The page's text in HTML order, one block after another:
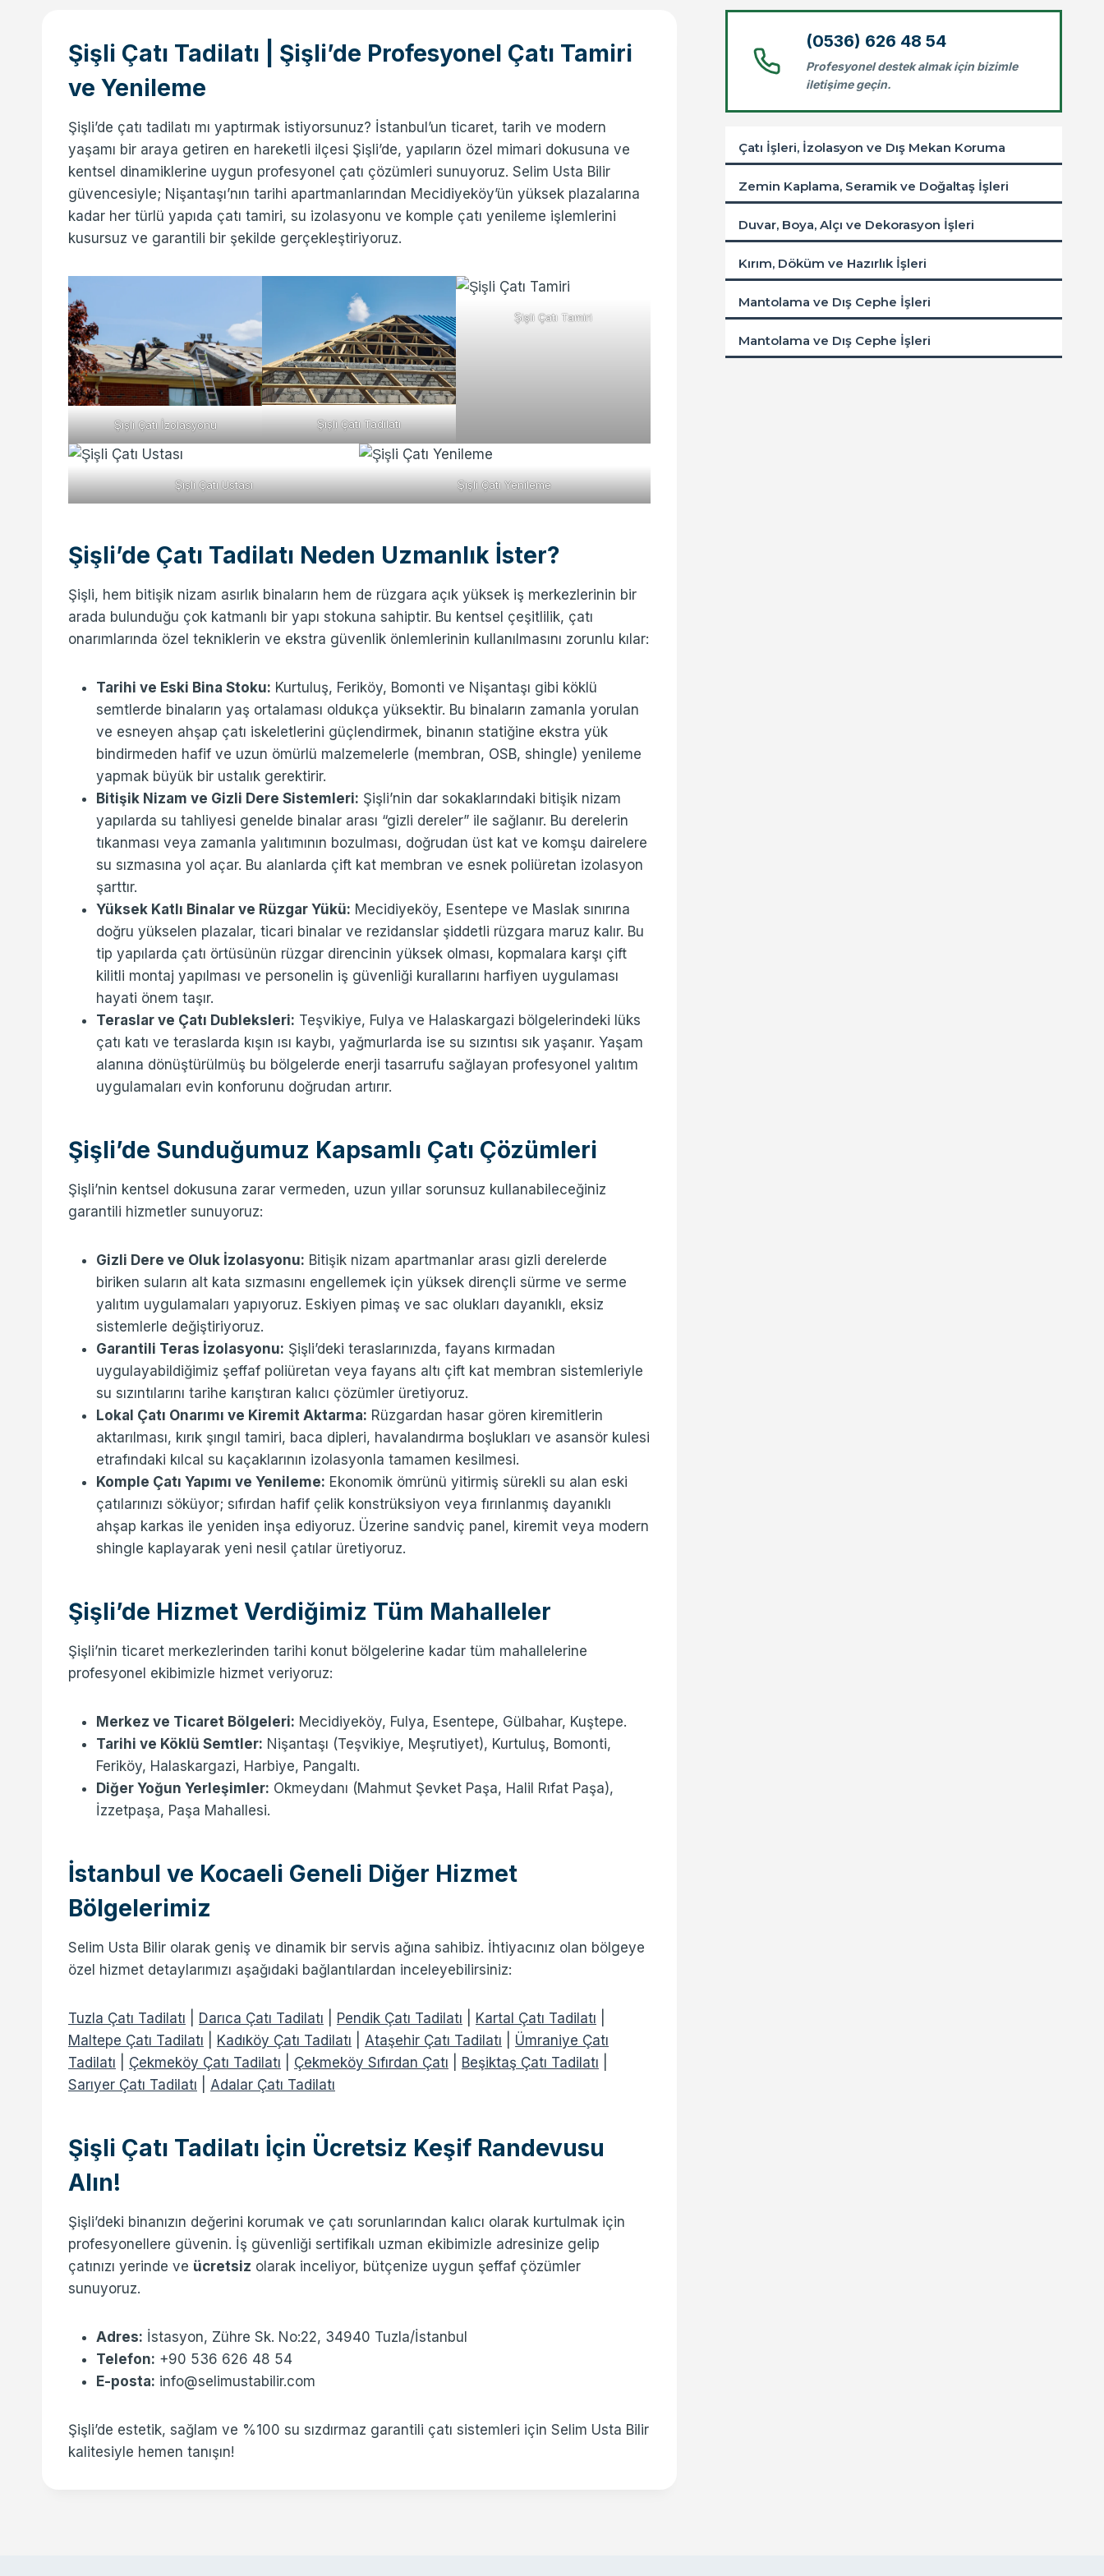
Şişli Çatı Tadilatı | Şişli’de Profesyonel Çatı Tamiri
ve Yenileme
Şişli’de çatı tadilatı mı yaptırmak istiyorsunuz? İstanbul’un ticaret, tarih ve modern
yaşamı bir araya getiren en hareketli ilçesi Şişli’de, yapıların özel mimari dokusuna ve
kentsel dinamiklerine uygun profesyonel çatı çözümleri sunuyoruz. Selim Usta Bilir
güvencesiyle; Nişantaşı’nın tarihi apartmanlarından Mecidiyeköy’ün yüksek plazalarına
kadar her türlü yapıda çatı tamiri, su izolasyonu ve komple çatı yenileme işlemlerini
kusursuz ve garantili bir şekilde gerçekleştiriyoruz.
Şişli Çatı İzolasyonu Şişli Çatı Tadilatı
Şişli Çatı Tamiri
Şişli Çatı Ustası Şişli Çatı Yenileme
Şişli’de Çatı Tadilatı Neden Uzmanlık İster?
Şişli, hem bitişik nizam asırlık binaların hem de rüzgara açık yüksek iş merkezlerinin bir
arada bulunduğu çok katmanlı bir yapı stokuna sahiptir. Bu kentsel çeşitlilik, çatı
onarımlarında özel tekniklerin ve ekstra güvenlik önlemlerinin kullanılmasını zorunlu kılar:
Tarihi ve Eski Bina Stoku: Kurtuluş, Feriköy, Bomonti ve Nişantaşı gibi köklü
semtlerde binaların yaş ortalaması oldukça yüksektir. Bu binaların zamanla yorulan
ve esneyen ahşap çatı iskeletlerini güçlendirmek, binanın statiğine ekstra yük
bindirmeden hafif ve uzun ömürlü malzemelerle (membran, OSB, shingle) yenileme
yapmak büyük bir ustalık gerektirir.
Bitişik Nizam ve Gizli Dere Sistemleri: Şişli’nin dar sokaklarındaki bitişik nizam
yapılarda su tahliyesi genelde binalar arası “gizli dereler” ile sağlanır. Bu derelerin
tıkanması veya zamanla yalıtımının bozulması, doğrudan üst kat ve komşu dairelere
su sızmasına yol açar. Bu alanlarda çift kat membran ve esnek poliüretan izolasyon
şarttır.
Yüksek Katlı Binalar ve Rüzgar Yükü: Mecidiyeköy, Esentepe ve Maslak sınırına
doğru yükselen plazalar, ticari binalar ve rezidanslar şiddetli rüzgara maruz kalır. Bu
tip yapılarda çatı örtüsünün rüzgar direncinin yüksek olması, kopmalara karşı çift
kilitli montaj yapılması ve personelin iş güvenliği kurallarını harfiyen uygulaması
hayati önem taşır.
Teraslar ve Çatı Dubleksleri: Teşvikiye, Fulya ve Halaskargazi bölgelerindeki lüks
çatı katı ve teraslarda kışın ısı kaybı, yağmurlarda ise su sızıntısı sık yaşanır. Yaşam
alanına dönüştürülmüş bu bölgelerde enerji tasarrufu sağlayan profesyonel yalıtım
uygulamaları evin konforunu doğrudan artırır.
Şişli’de Sunduğumuz Kapsamlı Çatı Çözümleri
Şişli’nin kentsel dokusuna zarar vermeden, uzun yıllar sorunsuz kullanabileceğiniz
garantili hizmetler sunuyoruz:
Gizli Dere ve Oluk İzolasyonu: Bitişik nizam apartmanlar arası gizli derelerde
biriken suların alt kata sızmasını engellemek için yüksek dirençli sürme ve serme
yalıtım uygulamaları yapıyoruz. Eskiyen pimaş ve sac olukları dayanıklı, eksiz
sistemlerle değiştiriyoruz.
Garantili Teras İzolasyonu: Şişli’deki teraslarınızda, fayans kırmadan
uygulayabildiğimiz şeffaf poliüretan veya fayans altı çift kat membran sistemleriyle
su sızıntılarını tarihe karıştıran kalıcı çözümler üretiyoruz.
Lokal Çatı Onarımı ve Kiremit Aktarma: Rüzgardan hasar gören kiremitlerin
aktarılması, kırık şıngıl tamiri, baca dipleri, havalandırma boşlukları ve asansör kulesi
etrafındaki kılcal su kaçaklarının izolasyonla tamamen kesilmesi.
Komple Çatı Yapımı ve Yenileme: Ekonomik ömrünü yitirmiş sürekli su alan eski
çatılarınızı söküyor; sıfırdan hafif çelik konstrüksiyon veya fırınlanmış dayanıklı
ahşap karkas ile yeniden inşa ediyoruz. Üzerine sandviç panel, kiremit veya modern
shingle kaplayarak yeni nesil çatılar üretiyoruz.
Şişli’de Hizmet Verdiğimiz Tüm Mahalleler
Şişli’nin ticaret merkezlerinden tarihi konut bölgelerine kadar tüm mahallelerine
profesyonel ekibimizle hizmet veriyoruz:
Merkez ve Ticaret Bölgeleri: Mecidiyeköy, Fulya, Esentepe, Gülbahar, Kuştepe.
Tarihi ve Köklü Semtler: Nişantaşı (Teşvikiye, Meşrutiyet), Kurtuluş, Bomonti,
Feriköy, Halaskargazi, Harbiye, Pangaltı.
Diğer Yoğun Yerleşimler: Okmeydanı (Mahmut Şevket Paşa, Halil Rıfat Paşa),
İzzetpaşa, Paşa Mahallesi.
İstanbul ve Kocaeli Geneli Diğer Hizmet
Bölgelerimiz
Selim Usta Bilir olarak geniş ve dinamik bir servis ağına sahibiz. İhtiyacınız olan bölgeye
özel hizmet detaylarımızı aşağıdaki bağlantılardan inceleyebilirsiniz:
Tuzla Çatı Tadilatı Darıca Çatı Tadilatı Pendik Çatı Tadilatı Kartal Çatı Tadilatı
Maltepe Çatı Tadilatı
Kadıköy Çatı Tadilatı Ataşehir Çatı Tadilatı
Ümraniye Çatı
Tadilatı
Çekmeköy Çatı Tadilatı Çekmeköy Sıfırdan Çatı Beşiktaş Çatı Tadilatı
Sarıyer Çatı Tadilatı
Adalar Çatı Tadilatı
Şişli Çatı Tadilatı İçin Ücretsiz Keşif Randevusu
Alın!
Şişli’deki binanızın değerini korumak ve çatı sorunlarından kalıcı olarak kurtulmak için
profesyonellere güvenin. İş güvenliği sertifikalı uzman ekibimizle adresinize gelip
çatınızı yerinde ve ücretsiz olarak inceliyor, bütçenize uygun şeffaf çözümler
sunuyoruz.
Adres: İstasyon, Zühre Sk. No:22, 34940 Tuzla/İstanbul
Telefon: +90 536 626 48 54
E-posta: info@selimustabilir.com
Şişli’de estetik, sağlam ve %100 su sızdırmaz garantili çatı sistemleri için Selim Usta Bilir
kalitesiyle hemen tanışın!
(0536) 626 48 54
Profesyonel destek almak için bizimle
iletişime geçin.
Çatı İşleri, İzolasyon ve Dış Mekan Koruma
Zemin Kaplama, Seramik ve Doğaltaş İşleri
Duvar, Boya, Alçı ve Dekorasyon İşleri
Kırım, Döküm ve Hazırlık İşleri
Mantolama ve Dış Cephe İşleri
Mantolama ve Dış Cephe İşleri